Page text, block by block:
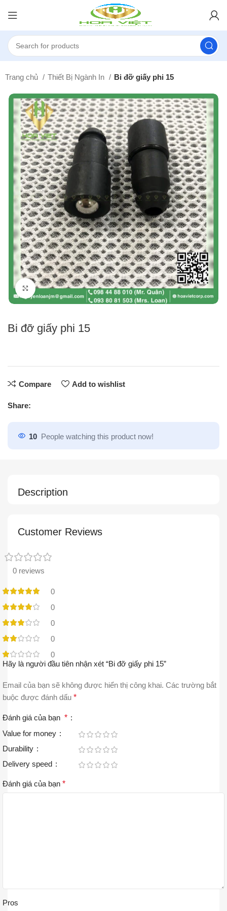
Trang chủ Thiết Bị Ngành In Bi đỡ giấy phi 15
Click to enlarge
Bi đỡ giấy phi 15
Compare Add to wishlist
Share:
10 People watching this product now!
Description
Customer Reviews
0 reviews
0
0
0
0
0
Hãy là người đầu tiên nhận xét “Bi đỡ giấy phi 15”
Email của bạn sẽ không được hiển thị công khai. Các trường bắt
buộc được đánh dấu *
Đánh giá của bạn *
Value for money
Durability
Delivery speed
Đánh giá của bạn *
Pros